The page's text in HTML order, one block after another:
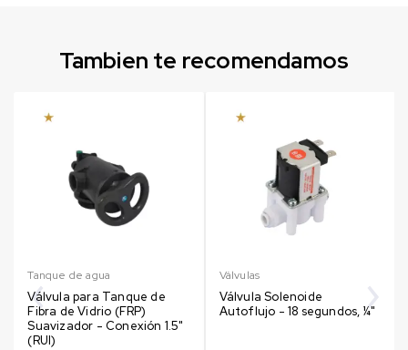
Tambien te recomendamos
Tanque de agua
Válvula para Tanque de
Fibra de Vidrio (FRP)
Suavizador - Conexión 1.5"
(RUI)
Válvulas
Válvula Solenoide
Autoflujo - 18 segundos, ¼"